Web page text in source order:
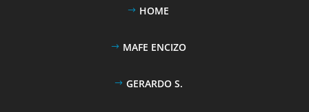
HOME
MAFE ENCIZO
GERARDO S.